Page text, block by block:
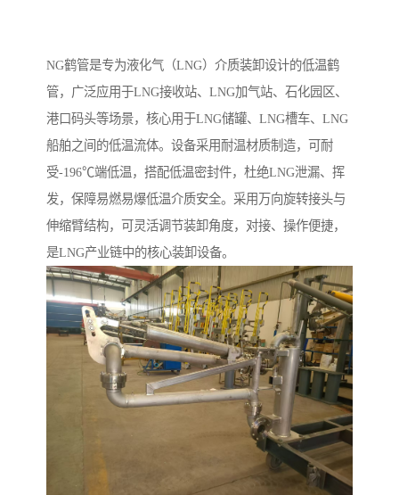
NG鹤管是专为液化气（LNG）介质装卸设计的低温鹤
管，广泛应用于LNG接收站、LNG加气站、石化园区、
港口码头等场景，核心用于LNG储罐、LNG槽车、LNG
船舶之间的低温流体。设备采用耐温材质制造，可耐
受-196℃端低温，搭配低温密封件，杜绝LNG泄漏、挥
发，保障易燃易爆低温介质安全。采用万向旋转接头与
伸缩臂结构，可灵活调节装卸角度，对接、操作便捷，
是LNG产业链中的核心装卸设备。